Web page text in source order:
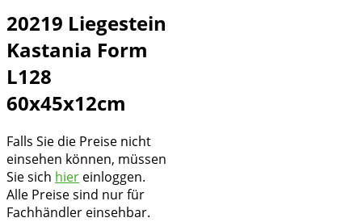
20219 Liegestein
Kastania Form
L128
60x45x12cm
Falls Sie die Preise nicht
einsehen können, müssen
Sie sich hier einloggen.
Alle Preise sind nur für
Fachhändler einsehbar.